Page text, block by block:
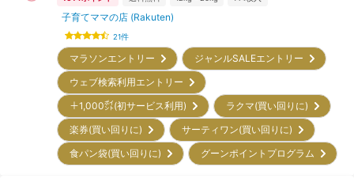
子育てママの店 (Rakuten)
21件
マラソンエントリー
ジャンルSALEエントリー
ウェブ検索利用エントリー
＋1,000㌽(初サービス利用)
ラクマ(買い回りに)
楽券(買い回りに)
サーティワン(買い回りに)
食パン袋(買い回りに)
グーンポイントプログラム